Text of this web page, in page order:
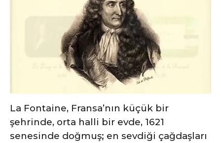
La Fontaine, Fransa’nın küçük bir
şehrinde, orta halli bir evde, 1621
senesinde doğmuş; en sevdiği çağdaşları